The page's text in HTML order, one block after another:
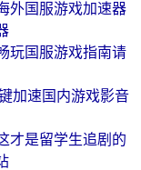
外国服游戏加速器
玩国服游戏指南请
加速国内游戏影音
才是留学生追剧的